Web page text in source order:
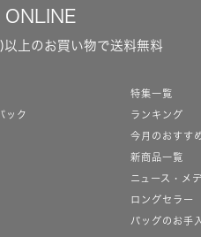
上のお買い物で送料無料
ック
特集一覧
ランキング
今月のおすす
新商品一覧
ニュース・メ
ロングセラー
バッグのお手